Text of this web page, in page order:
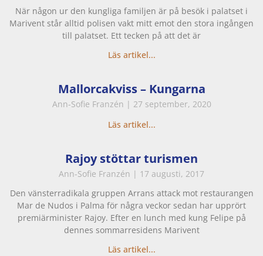
När någon ur den kungliga familjen är på besök i palatset i
Marivent står alltid polisen vakt mitt emot den stora ingången
till palatset. Ett tecken på att det är
Läs artikel...
Mallorcakviss – Kungarna
Ann-Sofie Franzén
27 september, 2020
Läs artikel...
Rajoy stöttar turismen
Ann-Sofie Franzén
17 augusti, 2017
Den vänsterradikala gruppen Arrans attack mot restaurangen
Mar de Nudos i Palma för några veckor sedan har upprört
premiärminister Rajoy. Efter en lunch med kung Felipe på
dennes sommarresidens Marivent
Läs artikel...